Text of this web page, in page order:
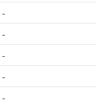
-
-
-
-
-